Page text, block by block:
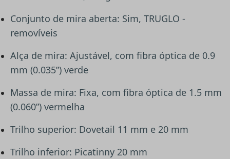
Conjunto de mira aberta: Sim, TRUGLO -
removíveis
Alça de mira: Ajustável, com fibra óptica de 0.9
mm (0.035”) verde
Massa de mira: Fixa, com fibra óptica de 1.5 mm
(0.060”) vermelha
Trilho superior: Dovetail 11 mm e 20 mm
Trilho inferior: Picatinny 20 mm